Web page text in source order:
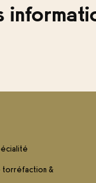
torréfaction &